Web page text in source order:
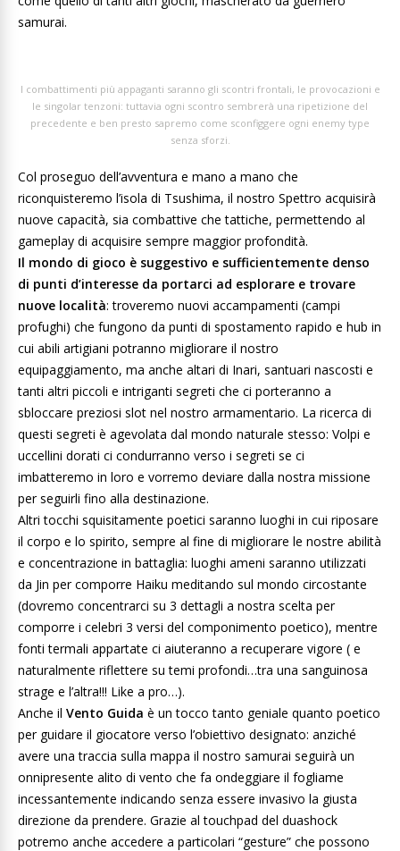
samurai.
I combattimenti più appaganti saranno gli scontri frontali, le provocazioni e
le singolar tenzoni: tuttavia ogni scontro sembrerà una ripetizione del
precedente e ben presto sapremo come sconfiggere ogni enemy type
senza sforzi.
Col proseguo dell’avventura e mano a mano che
riconquisteremo l’isola di Tsushima, il nostro Spettro acquisirà
nuove capacità, sia combattive che tattiche, permettendo al
gameplay di acquisire sempre maggior profondità.
Il mondo di gioco è suggestivo e sufficientemente denso
di punti d’interesse da portarci ad esplorare e trovare
nuove località: troveremo nuovi accampamenti (campi
profughi) che fungono da punti di spostamento rapido e hub in
cui abili artigiani potranno migliorare il nostro
equipaggiamento, ma anche altari di Inari, santuari nascosti e
tanti altri piccoli e intriganti segreti che ci porteranno a
sbloccare preziosi slot nel nostro armamentario. La ricerca di
questi segreti è agevolata dal mondo naturale stesso: Volpi e
uccellini dorati ci condurranno verso i segreti se ci
imbatteremo in loro e vorremo deviare dalla nostra missione
per seguirli fino alla destinazione.
Altri tocchi squisitamente poetici saranno luoghi in cui riposare
il corpo e lo spirito, sempre al fine di migliorare le nostre abilità
e concentrazione in battaglia: luoghi ameni saranno utilizzati
da Jin per comporre Haiku meditando sul mondo circostante
(dovremo concentrarci su 3 dettagli a nostra scelta per
comporre i celebri 3 versi del componimento poetico), mentre
fonti termali appartate ci aiuteranno a recuperare vigore ( e
naturalmente riflettere su temi profondi…tra una sanguinosa
strage e l’altra!!! Like a pro…).
Anche il Vento Guida è un tocco tanto geniale quanto poetico
per guidare il giocatore verso l’obiettivo designato: anziché
avere una traccia sulla mappa il nostro samurai seguirà un
onnipresente alito di vento che fa ondeggiare il fogliame
incessantemente indicando senza essere invasivo la giusta
direzione da prendere. Grazie al touchpad del duashock
potremo anche accedere a particolari “gesture” che possono